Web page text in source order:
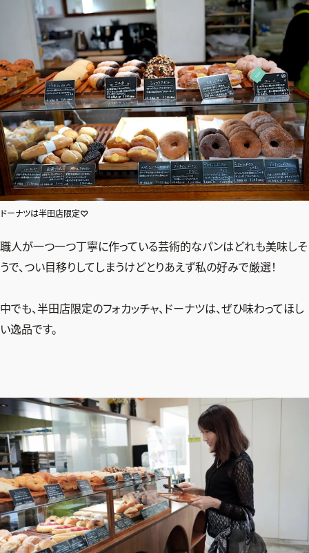
ドーナツは半田店限定♡
職人が一つ一つ丁寧に作っている芸術的なパンはどれも美味しそ
うで、つい目移りしてしまうけどとりあえず私の好みで厳選！
中でも、半田店限定のフォカッチャ、ドーナツは、ぜひ味わってほし
い逸品です。